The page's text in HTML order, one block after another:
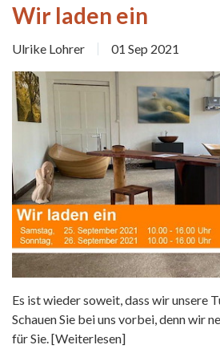
Ulrike Lohrer 01 Sep 2021
Wir laden ein
Es ist wieder soweit, dass wir unsere
Schauen Sie bei uns vorbei, denn wir
für Sie.[Weiterlesen]